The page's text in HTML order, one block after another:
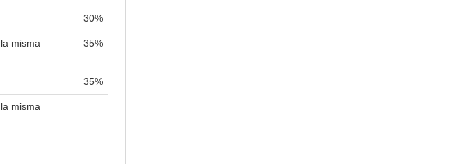
30%
misma
35%
35%
misma